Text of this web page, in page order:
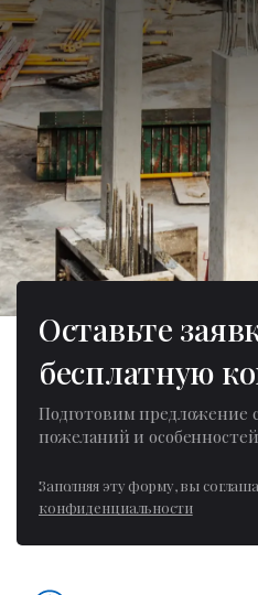
Оставьте
бесплатную
Подготовим предложение
пожеланий и
Заполняя эту форму, вы
конфиденциальности